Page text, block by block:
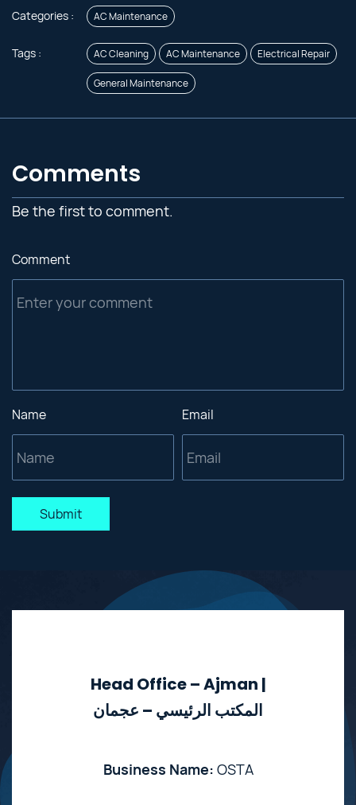
Categories : AC Maintenance
Tags : AC Cleaning AC Maintenance Electrical Repair
General Maintenance
Comments
Be the first to comment.
Comment
Name Email
Submit
Head Office – Ajman |
المكتب الرئيسي – عجمان
Business Name: OSTA